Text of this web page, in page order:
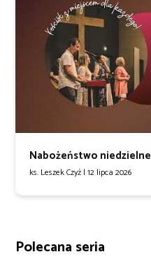
Nabożeństwo niedzielne
ks. Leszek Czyż | 12 lipca 2026
Polecana seria